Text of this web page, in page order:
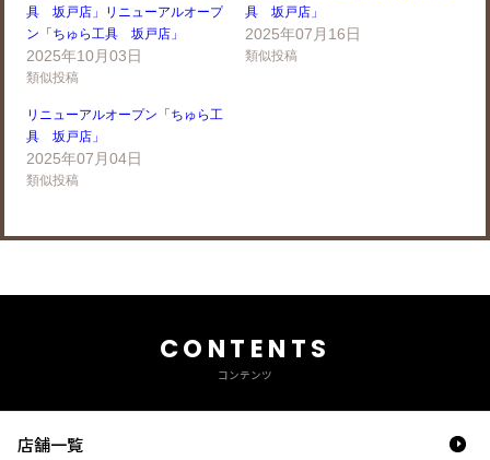
具 坂戸店」リニューアルオープ
ン「ちゅら工具 坂戸店」
2025年10月03日
類似投稿
具 坂戸店」
2025年07月16日
類似投稿
リニューアルオープン「ちゅら工
具 坂戸店」
2025年07月04日
類似投稿
CONTENTS
コンテンツ
店舗一覧